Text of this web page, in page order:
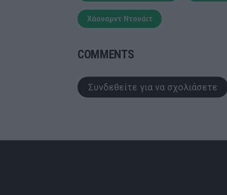
Χάουαρντ Ντουάιτ
COMMENTS
Συνδεθείτε για να σχολιάσετε